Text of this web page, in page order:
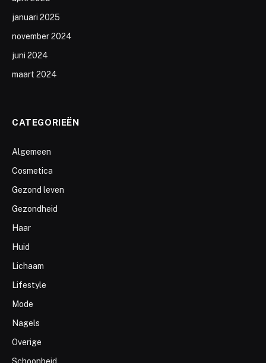
januari 2025
november 2024
juni 2024
maart 2024
CATEGORIEËN
Algemeen
Cosmetica
Gezond leven
Gezondheid
Haar
Huid
Lichaam
Lifestyle
Mode
Nagels
Overige